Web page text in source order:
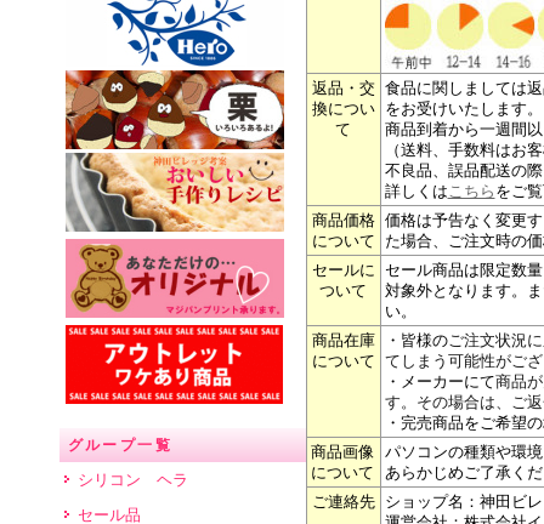
グループ一覧
シリコン ヘラ
セール品
返品・交
換につい
て
食品に関しましては
をお受けいたします。
商品到着から一週間
（送料、手数料はお
不良品、誤品配送の
詳しくはこちら をご
商品価格
について
価格は予告なく変更
た場合、ご注文時の
セールに
ついて
セール商品は限定数
対象外となります。
い。
商品在庫
について
・皆様のご注文状況
てしまう可能性がご
・メーカーにて商品
す。その場合は、ご
・完売商品をご希望
商品画像
について
パソコンの種類や環
あらかじめご了承く
ご連絡先
ショップ名：神田ビ